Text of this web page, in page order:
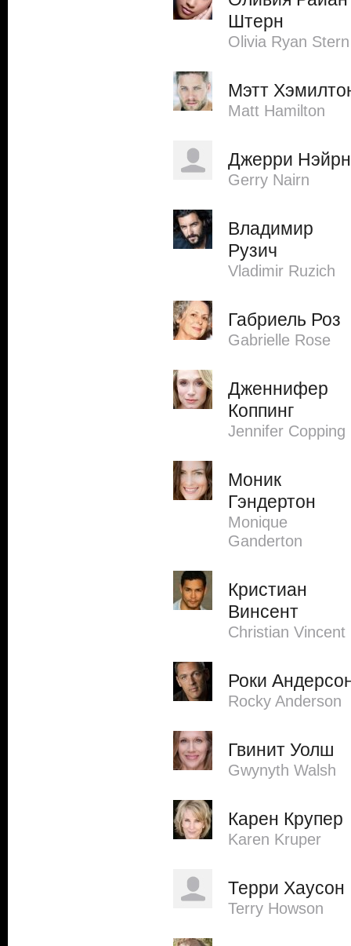
Штерн
Olivia Ryan Stern
Мэтт
Matt Hamilton
Джерри Нэйрн
Gerry Nairn
Владимир
Рузич
Vladimir Ruzich
Габриель Роз
Gabrielle Rose
Дженнифер
Коппинг
Jennifer Copping
Моник
Гэндертон
Monique
Ganderton
Кристиан
Винсент
Christian Vincent
Роки
Rocky Anderson
Гвинит Уолш
Gwynyth Walsh
Карен Крупер
Karen Kruper
Терри Хаусон
Terry Howson